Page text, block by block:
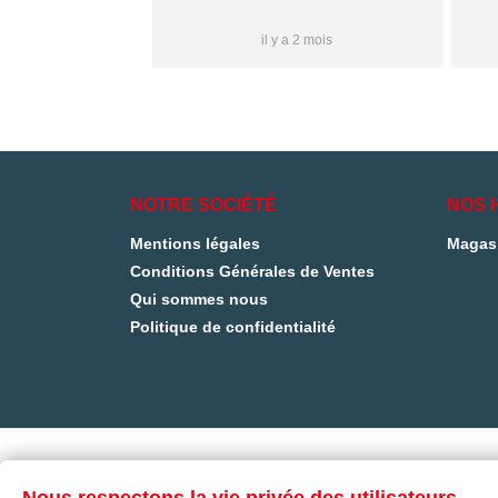
il y a 2 mois
NOTRE SOCIÉTÉ
Mentions légales
Conditions Générales de Ventes
Qui sommes nous
Politique de confidentialité
NOS